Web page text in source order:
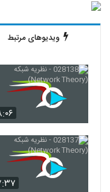
127
۵۷۹
ویدیوهای مرتبط